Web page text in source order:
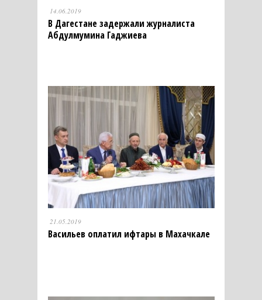
14.06.2019
В Дагестане задержали журналиста
Абдулмумина Гаджиева
21.05.2019
Васильев оплатил ифтары в Махачкале